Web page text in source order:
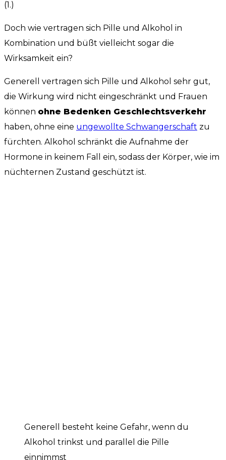
(1.)
Doch wie vertragen sich Pille und Alkohol in
Kombination und büßt vielleicht sogar die
Wirksamkeit ein?
Generell vertragen sich Pille und Alkohol sehr gut,
die Wirkung wird nicht eingeschränkt und Frauen
können ohne Bedenken Geschlechtsverkehr
haben, ohne eine ungewollte Schwangerschaft zu
fürchten. Alkohol schränkt die Aufnahme der
Hormone in keinem Fall ein, sodass der Körper, wie im
nüchternen Zustand geschützt ist.
Generell besteht keine Gefahr, wenn du
Alkohol trinkst und parallel die Pille
einnimmst